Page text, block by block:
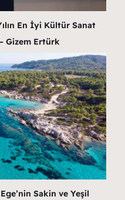
En İyi Kültür Sanat
Gizem Ertürk
Sakin ve Yeşil